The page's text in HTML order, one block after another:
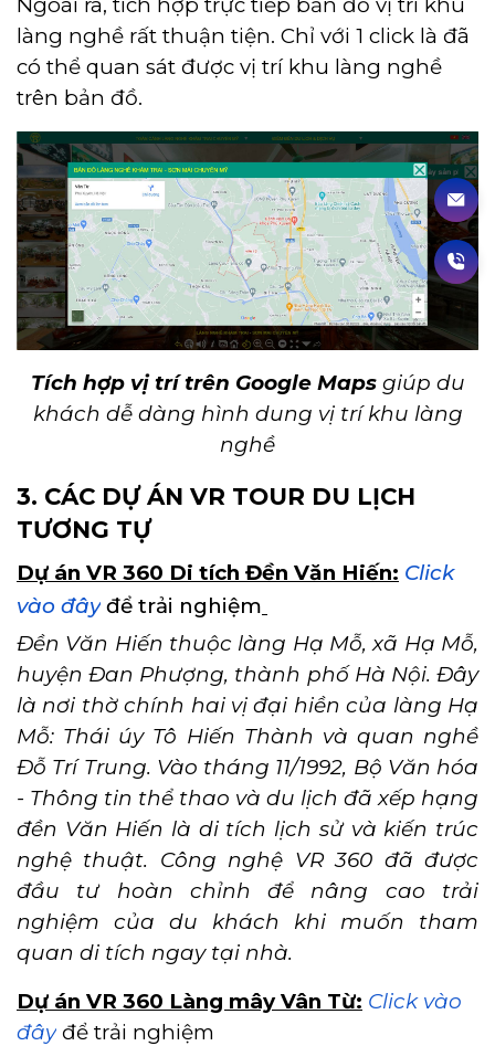
làng nghề rất thuận tiện. Chỉ với 1 click là đã
có thể quan sát được vị trí khu làng nghề
trên bản đồ.
Tích hợp vị trí trên Google Mapsgiúp du
khách dễ dàng hình dung vị trí khu làng
nghề
3. CÁC DỰ ÁN VR TOUR DU LỊCH
TƯƠNG TỰ
Dự án VR 360 Di tích Đền Văn Hiến: Click
vào đây để trải nghiệm
Đền Văn Hiến thuộc làng Hạ Mỗ, xã Hạ Mỗ,
huyện Đan Phượng, thành phố Hà Nội. Đây
là nơi thờ chính hai vị đại hiền của làng Hạ
Mỗ: Thái úy Tô Hiến Thành và quan nghề
Đỗ Trí Trung. Vào tháng 11/1992, Bộ Văn hóa
- Thông tin thể thao và du lịch đã xếp hạng
đền Văn Hiến là di tích lịch sử và kiến trúc
nghệ thuật. Công nghệ VR 360 đã được
đầu tư hoàn chỉnh để nâng cao trải
nghiệm của du khách khi muốn tham
quan di tích ngay tại nhà.
Dự án VR 360 Làng mây Vân Từ: Click vào
đây để trải nghiệm